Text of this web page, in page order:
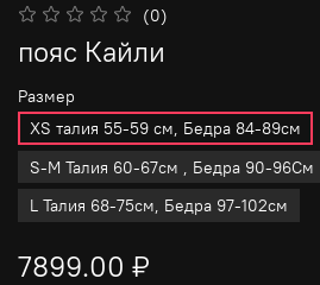
(0)
пояс Кайли
Размер
XS талия 55-59 см, Бедра 84-89см
S-M Талия 60-67см , Бедра 90-96См
L Талия 68-75см, Бедра 97-102см
7899.00 ₽